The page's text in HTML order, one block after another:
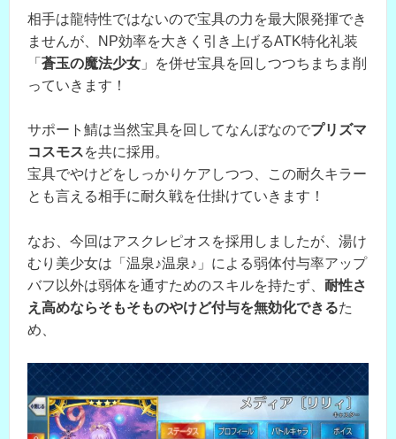
相手は龍特性ではないので宝具の力を最大限発揮でき
ませんが、NP効率を大きく引き上げるATK特化礼装
「 蒼玉の魔法少女 」を併せ宝具を回しつつちまちま削
っていきます！
サポート鯖は当然宝具を回してなんぼなのでプリズマ
コスモスを共に採用。
宝具でやけどをしっかりケアしつつ、この耐久キラー
とも言える相手に耐久戦を仕掛けていきます！
なお、今回はアスクレピオスを採用しましたが、湯け
むり美少女は「温泉♪温泉♪」による弱体付与率アップ
バフ以外は弱体を通すためのスキルを持たず、 耐性さ
え高めならそもそものやけど付与を無効化できるた
め、